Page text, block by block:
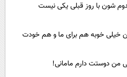
شون با روز قبلی یکی نیست
خیلی خوبه هم برای ما و هم خودت
من دوستت دارم مامانی!